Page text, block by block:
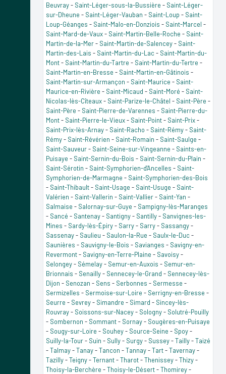
Beuvray- Saint-Léger-sous-la-Bussière - Saint-Léger-
sur-Dheune - Saint-Léger-Vauban - Saint-Loup - Saint-
Loup-Géanges - Saint-Malo-en-Donziois - Saint-Marcel -
Saint-Mard-de-Vaux- Saint-Martin-Belle-Roche - Saint-
Martin-de-la-Mer- Saint-Martin-de-Salencey- Saint-
Martin-des-Lais - Saint-Martin-du-Lac - Saint-Martin-du-
Mont- Saint-Martin-du-Tartre - Saint-Martin-du-Tertre -
Saint-Martin-en-Bresse - Saint-Martin-en-Gâtinois -
Saint-Martin-sur-Armançon - Saint-Maurice - Saint-
Maurice-en-Rivière - Saint-Micaud - Saint-Moré - Saint-
Nicolas-lès-Cîteaux- Saint-Parize-le-Châtel - Saint-Père -
Saint-Père - Saint-Pierre-de-Varennes - Saint-Pierre-du-
Mont- Saint-Pierre-le-Vieux- Saint-Point- Saint-Prix-
Saint-Prix-lès-Arnay- Saint-Racho - Saint-Rémy- Saint-
Rémy- Saint-Révérien - Saint-Romain - Saint-Saulge -
Saint-Sauveur- Saint-Seine-sur-Vingeanne - Saints-en-
Puisaye - Saint-Sernin-du-Bois - Saint-Sernin-du-Plain -
Saint-Sérotin - Saint-Symphorien-d'Ancelles - Saint-
Symphorien-de-Marmagne - Saint-Symphorien-des-Bois
- Saint-Thibault- Saint-Usage - Saint-Usuge - Saint-
Valérien - Saint-Vallerin - Saint-Vallier- Saint-Yan -
Salmaise - Salornay-sur-Guye - Sampigny-lès-Maranges
- Sancé - Santenay- Santigny- Santilly- Sanvignes-les-
Mines - Sardy-lès-Épiry- Sarry- Sarry- Sassangy-
Sassenay- Saulieu - Saulon-la-Rue - Saulx-le-Duc -
Saunières - Sauvigny-le-Bois - Savianges - Savigny-en-
Revermont- Savigny-en-Terre-Plaine - Savoisy-
Selongey- Sémelay- Semur-en-Auxois - Semur-en-
Brionnais - Senailly- Sennecey-le-Grand - Sennecey-lès-
Dijon - Senozan - Sens - Serbonnes - Sermesse -
Sermizelles - Sermoise-sur-Loire - Serrigny-en-Bresse -
Seurre - Sevrey- Simandre - Simard - Sincey-lès-
Rouvray- Soissons-sur-Nacey- Sologny- Solutré-Pouilly
- Sombernon - Sommant- Sornay- Sougères-en-Puisaye
- Sougy-sur-Loire - Souhey- Source-Seine - Spoy-
Suilly-la-Tour- Suin - Sully- Surgy- Sussey-Tailly-Taizé
-Talmay-Tanay-Tancon -Tannay-Tart-Tavernay-
Tazilly-Teigny-Ternant-Tharot-Thenissey-Thizy-
Thoisy-la-Berchère -Thoisy-le-Désert-Thomirey-